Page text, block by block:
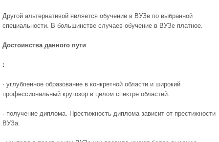
Другой альтернативой является обучение в ВУЗе по выбранной
специальности. В большинстве случаев обучение в ВУЗе платное.
Достоинства данного пути
:
· углубленное образование в конкретной области и широкий
профессиональный кругозор в целом спектре областей.
· получение диплома. Престижность диплома зависит от престижности
ВУЗа.